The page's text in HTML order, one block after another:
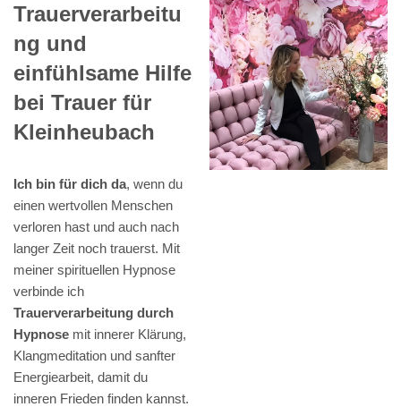
Trauerverarbeitu
ng und
einfühlsame Hilfe
bei Trauer für
Kleinheubach
Ich bin für dich da, wenn du
einen wertvollen Menschen
verloren hast und auch nach
langer Zeit noch trauerst. Mit
meiner spirituellen Hypnose
verbinde ich
Trauerverarbeitung durch
Hypnose mit innerer Klärung,
Klangmeditation und sanfter
Energiearbeit, damit du
inneren Frieden finden kannst.